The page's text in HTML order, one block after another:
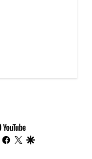
youtube-
footer
instagram
facebook
twitter